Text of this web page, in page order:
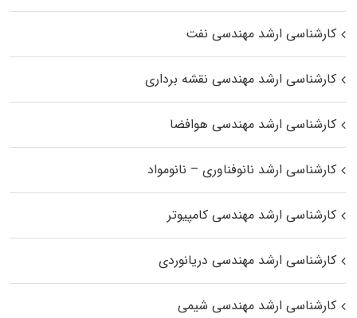
کارشناسی ارشد مهندسی نفت
کارشناسی ارشد مهندسی نقشه برداری
کارشناسی ارشد مهندسی هوافضا
کارشناسی ارشد نانوفناوری – نانومواد
کارشناسی ارشد مهندسی کامپیوتر
کارشناسی ارشد مهندسی دریانوردی
کارشناسی ارشد مهندسی شیمی